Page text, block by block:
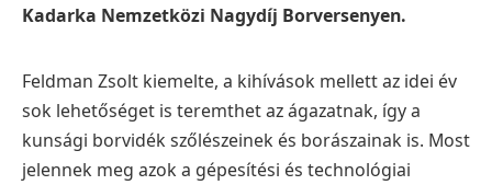
Kadarka Nemzetközi Nagydíj Borversenyen.
Feldman Zsolt kiemelte, a kihívások mellett az idei év
sok lehetőséget is teremthet az ágazatnak, így a
kunsági borvidék szőlészeinek és borászainak is. Most
jelennek meg azok a gépesítési és technológiai